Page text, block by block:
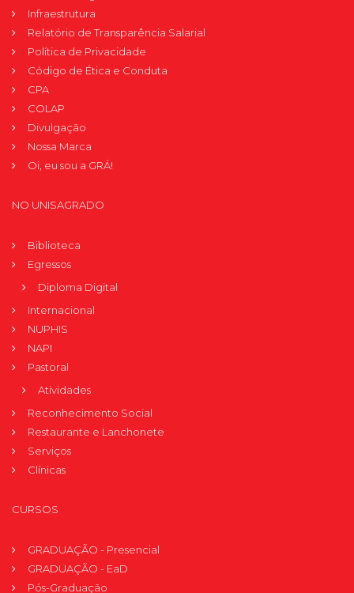
Infraestrutura
Relatório de Transparência Salarial
Política de Privacidade
Código de Ética e Conduta
CPA
COLAP
Divulgação
Nossa Marca
Oi, eu sou a GRÁ!
NO UNISAGRADO
Biblioteca
Egressos
Diploma Digital
Internacional
NUPHIS
NAPI
Pastoral
Atividades
Reconhecimento Social
Restaurante e Lanchonete
Serviços
Clínicas
CURSOS
GRADUAÇÃO - Presencial
GRADUAÇÃO - EaD
Pós-Graduação